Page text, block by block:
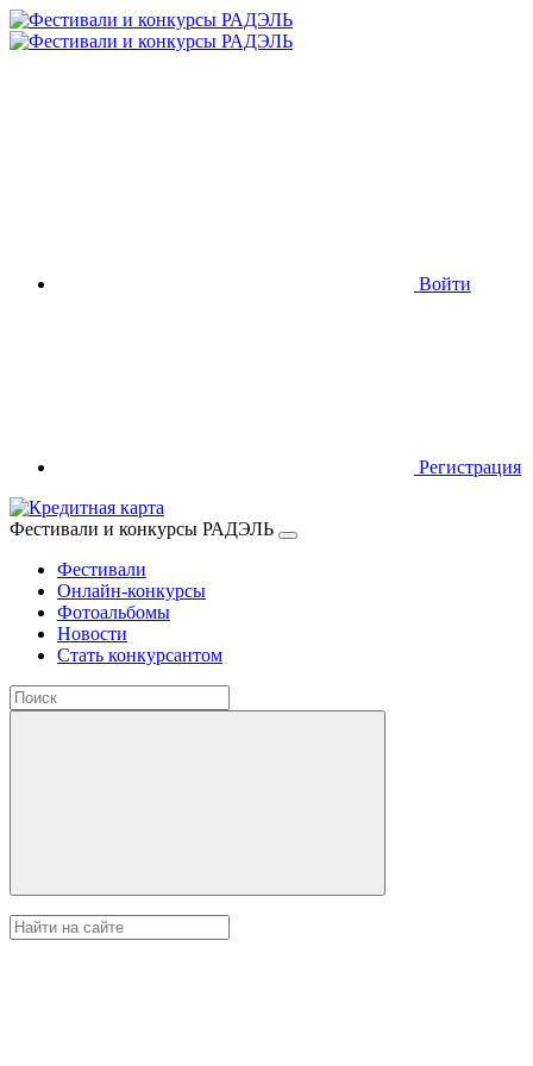
Войти
Регистрация
Фестивали и конкурсы РАДЭЛЬ
Фестивали
Онлайн-конкурсы
Фотоальбомы
Новости
Стать конкурсантом